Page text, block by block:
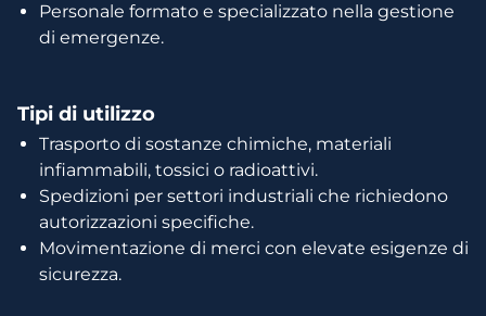
Personale formato e specializzato nella gestione
di emergenze.​
Tipi di utilizzo​
Trasporto di sostanze chimiche, materiali
infiammabili, tossici o radioattivi​.
Spedizioni per settori industriali che richiedono
autorizzazioni specifiche​.
Movimentazione di merci con elevate esigenze di
sicurezza​.